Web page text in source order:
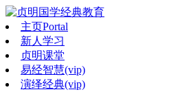
主页Portal
新人学习
贞明课堂
易经智慧(vip)
演绎经典(vip)